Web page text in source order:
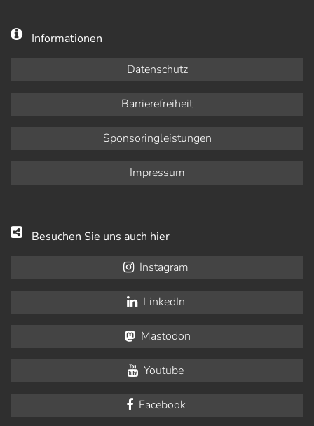
Informationen
Datenschutz
Barrierefreiheit
Sponsoringleistungen
Impressum
Besuchen Sie uns auch hier
Instagram
LinkedIn
Mastodon
Youtube
Facebook